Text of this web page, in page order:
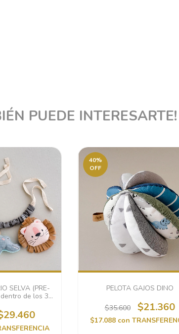
PUEDE INTERESARTE!
SELVA (PRE-
de los 30
40%
OFF
PELOTA GAJOS DINO
$35.600 $21.360
$17.088 con